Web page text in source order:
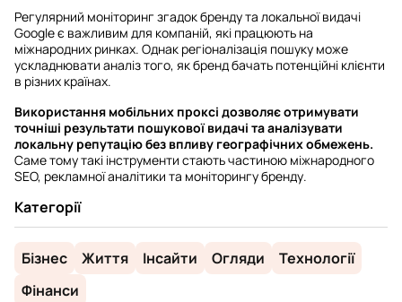
Регулярний моніторинг згадок бренду та локальної видачі
Google є важливим для компаній, які працюють на
міжнародних ринках. Однак регіоналізація пошуку може
ускладнювати аналіз того, як бренд бачать потенційні клієнти
в різних країнах.
Використання мобільних проксі дозволяє отримувати
точніші результати пошукової видачі та аналізувати
локальну репутацію без впливу географічних обмежень.
Саме тому такі інструменти стають частиною міжнародного
SEO, рекламної аналітики та моніторингу бренду.
Категорії
Бізнес Життя Інсайти Огляди
Технології
Фінанси